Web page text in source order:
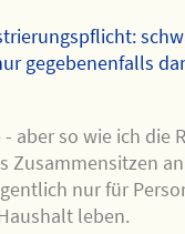
gegebenenfalls
aber so wie ich die
Zusammensitzen an
nur für
leben.